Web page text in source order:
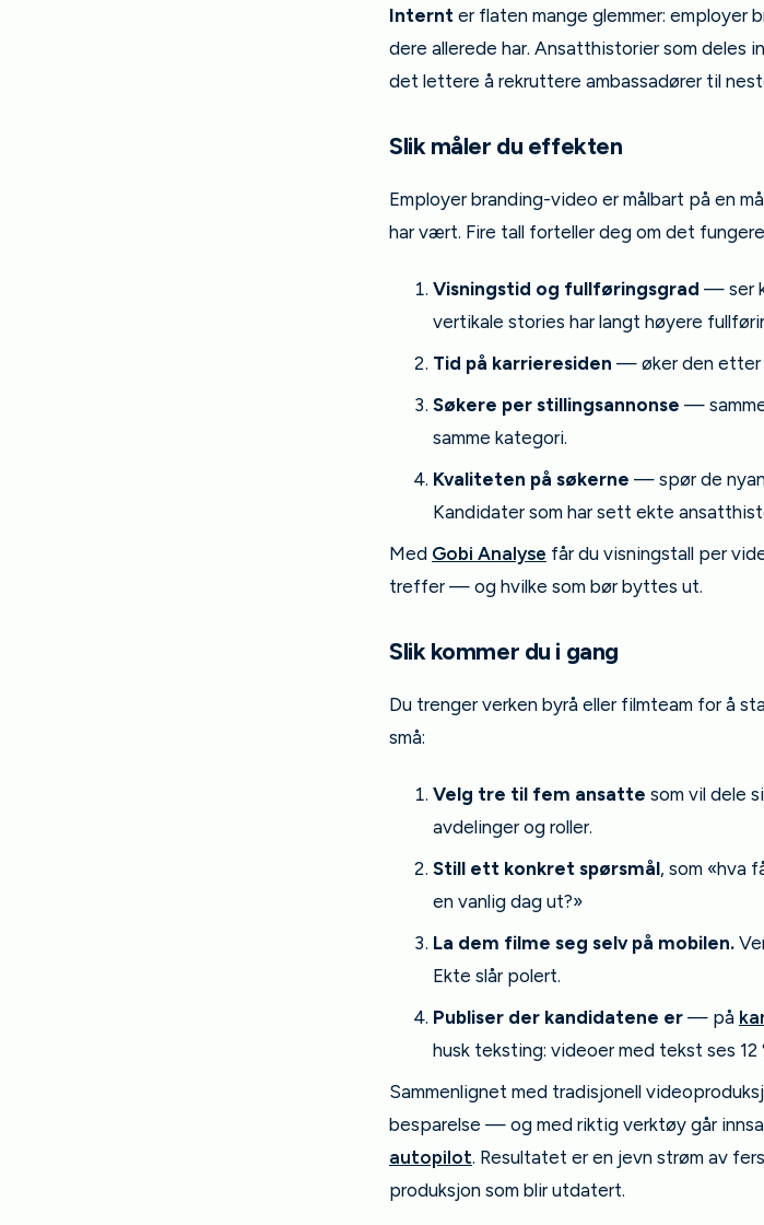
Internt er flaten mange glemmer: employer
dere allerede har. Ansatthistorier som
det lettere å rekruttere ambassadører til
Slik måler du effekten
Employer branding-video er målbart på en
har vært. Fire tall forteller deg om det
Visningstid og fullføringsgrad — ser
vertikale stories har langt høyere
Tid på karrieresiden — øker den etter
Søkere per stillingsannonse —
samme kategori.
Kvaliteten på søkerne — spør de
Kandidater som har sett ekte
Med Gobi Analyse får du visningstall per
treffer — og hvilke som bør byttes ut.
Slik kommer du i gang
Du trenger verken byrå eller filmteam for å
små:
Velg tre til fem ansatte som vil dele
avdelinger og roller.
Still ett konkret spørsmål, som «hva
en vanlig dag ut?»
La dem filme seg selv på mobilen.
Ekte slår polert.
Publiser der kandidatene er — på
husk teksting: videoer med tekst ses 12
Sammenlignet med tradisjonell
besparelse — og med riktig verktøy går
autopilot. Resultatet er en jevn strøm av
produksjon som blir utdatert.